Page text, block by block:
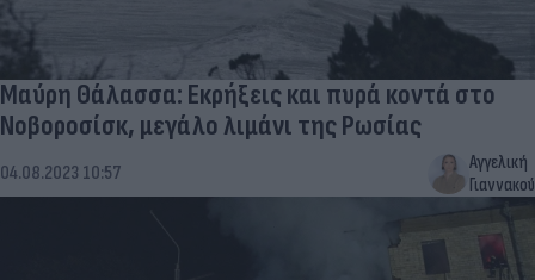
Μαύρη Θάλασσα: Εκρήξεις και πυρά κοντά στο
Νοβορoσίσκ, μεγάλο λιμάνι της Ρωσίας
04.08.2023 10:57
Αγγελική
Γιαννακού